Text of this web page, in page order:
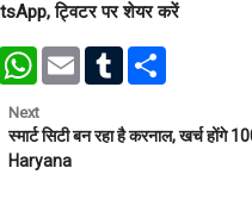
ट्विटर पर शेयर करें
w
W
t
s
A
p
E
l
T
l
e
Next
स्मार्ट सिटी बन रहा है करनाल, खर्च होंगे
Haryana